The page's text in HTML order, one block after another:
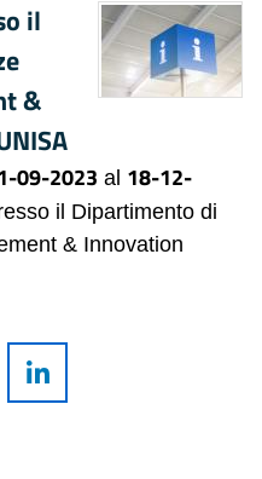
il
&
09-2023 al 18-12-
il Dipartimento di
& Innovation